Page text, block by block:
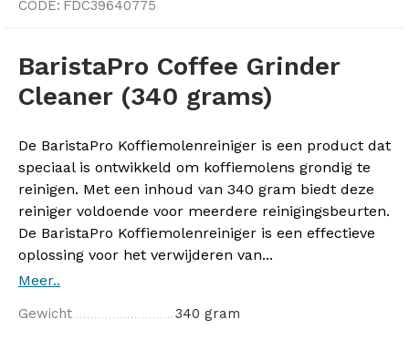
CODE: FDC39640775
BaristaPro Coffee Grinder
Cleaner (340 grams)
De BaristaPro Koffiemolenreiniger is een product dat
speciaal is ontwikkeld om koffiemolens grondig te
reinigen. Met een inhoud van 340 gram biedt deze
reiniger voldoende voor meerdere reinigingsbeurten.
De BaristaPro Koffiemolenreiniger is een effectieve
oplossing voor het verwijderen van...
Meer..
Gewicht 340 gram